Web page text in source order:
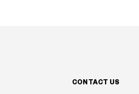
CONTACT US